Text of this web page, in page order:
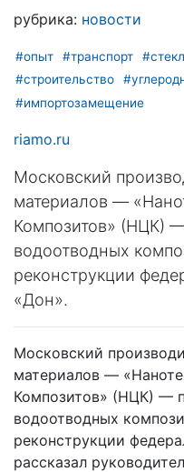
рубрика: новости
#опыт #транспорт
#строительство
#импортозамещение
riamo.ru
Московский
материалов —
Композитов» (НЦК)
водоотводных
реконструкции
«Дон».
Московский
материалов —
Композитов» (НЦК) —
водоотводных
реконструкции
рассказал